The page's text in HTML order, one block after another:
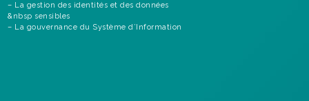
– La gestion des identités et des données
&nbsp sensibles
– La gouvernance du Système d’Information